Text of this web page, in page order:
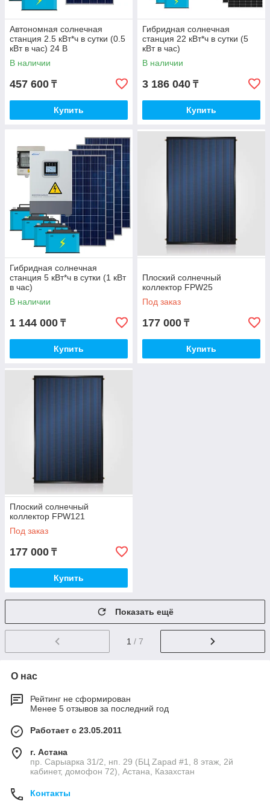
Автономная солнечная
станция 2.5 кВт*ч в сутки (0.5
кВт в час) 24 В
В наличии
457 600 ₸
Купить
Гибридная солнечная
станция 22 кВт*ч в сутки (5
кВт в час)
В наличии
3 186 040 ₸
Купить
Гибридная солнечная
станция 5 кВт*ч в сутки (1 кВт
в час)
В наличии
1 144 000 ₸
Купить
Плоский солнечный
коллектор FPW25
Под заказ
177 000 ₸
Купить
Плоский солнечный
коллектор FPW121
Под заказ
177 000 ₸
Купить
Показать ещё
1 / 7
О нас
Рейтинг не сформирован
Менее 5 отзывов за последний год
Работает с 23.05.2011
г. Астана
пр. Сарыарка 31/2, нп. 29 (БЦ Zapad #1, 8 этаж, 2й
кабинет, домофон 72), Астана, Казахстан
Контакты